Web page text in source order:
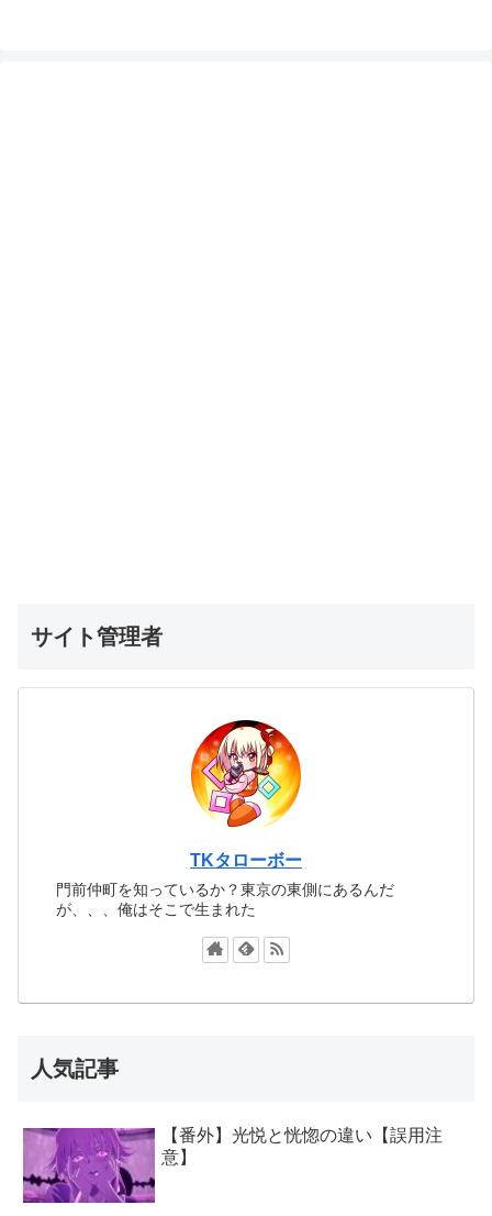
サイト管理者
TKタローボー
門前仲町を知っているか？東京の東側にあるんだ
が、、、俺はそこで生まれた
人気記事
【番外】光悦と恍惚の違い【誤用注
意】